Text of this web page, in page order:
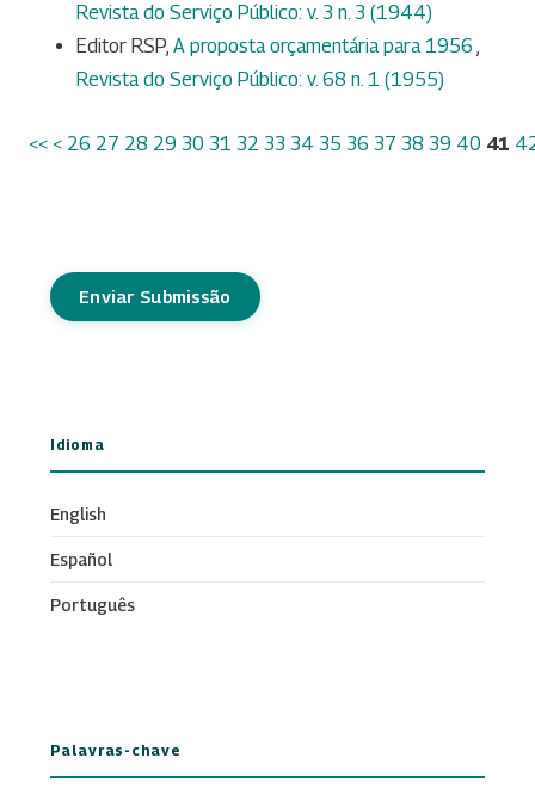
Revista do Serviço Público: v. 3 n. 3 (1944)
Editor RSP, A proposta orçamentária para 1956 ,
Revista do Serviço Público: v. 68 n. 1 (1955)
<< < 26 27 28 29 30 31 32 33 34 35 36 37 38 39 40 41
Enviar Submissão
Idioma
English
Español
Português
Palavras-chave